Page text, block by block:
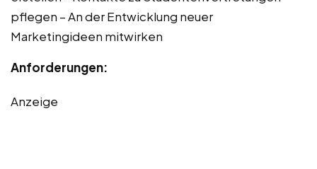
pflegen – An der Entwicklung neuer
Marketingideen mitwirken
Anforderungen:
Anzeige